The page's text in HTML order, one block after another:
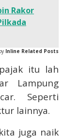
Rakor
Inline Related Posts
itu lah
Lampung
Seperti
lainnya.
juga naik